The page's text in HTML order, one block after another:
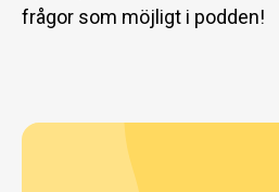
frågor som möjligt i podden!